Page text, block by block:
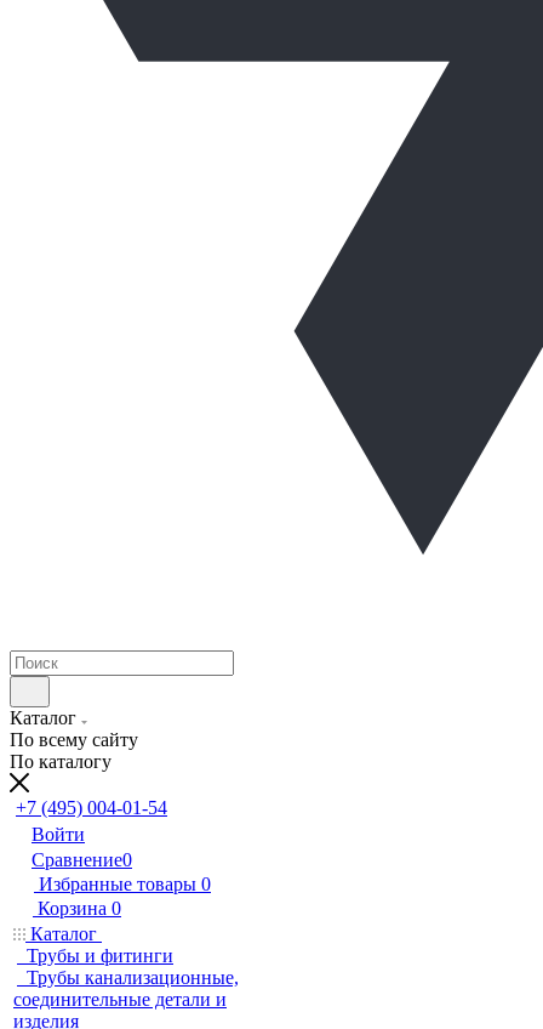
Каталог
По всему сайту
По каталогу
+7 (495) 004-01-54
Войти
Сравнение0
Избранные товары 0
Корзина 0
Каталог
Трубы и фитинги
Трубы канализационные,
соединительные детали и
изделия